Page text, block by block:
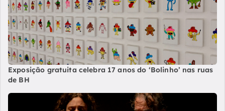
Exposição gratuita celebra 17 anos do ‘Bolinho’ nas ruas
de BH